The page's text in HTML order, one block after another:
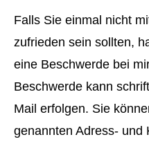
Falls Sie einmal nicht
zufrieden sein sollten,
eine Beschwerde bei
Beschwerde kann
Mail erfolgen. Sie
genannten Adress- und